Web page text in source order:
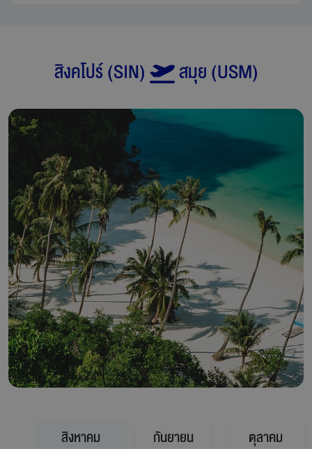
สิงคโปร์(SIN) สมุย(USM)
สิงหาคม
กันยายน
ตุลาคม